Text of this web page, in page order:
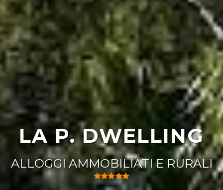
LA P. DWELLING
ALLOGGI AMMOBILIATI E RURALI